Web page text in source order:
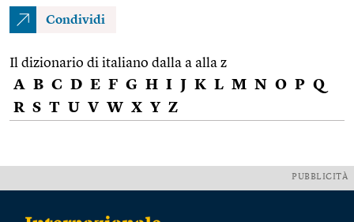
Condividi
Il dizionario di italiano dalla a alla z
A B C D E F G H I J K L M N O P Q
R S T U V W X Y Z
PUBBLICITÀ